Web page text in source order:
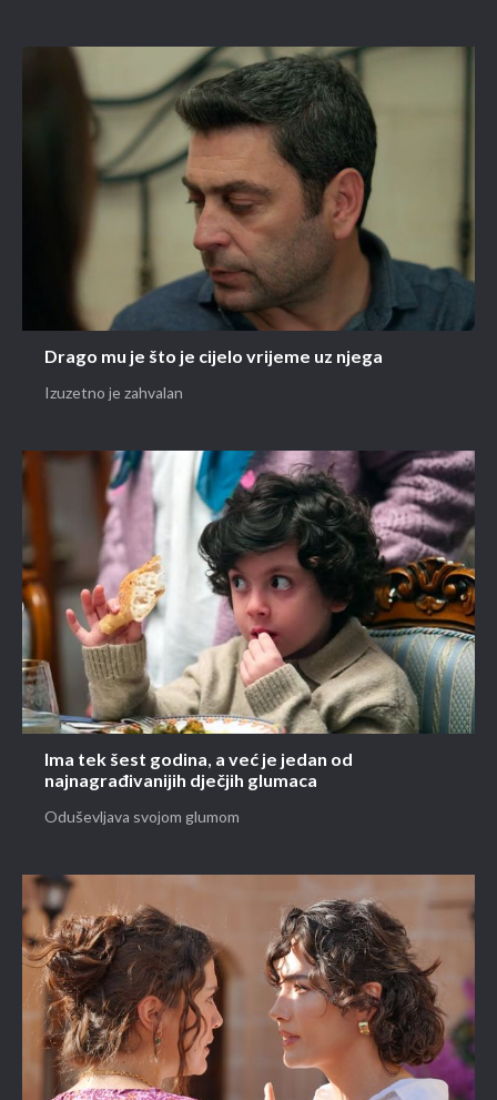
Drago mu je što je cijelo vrijeme uz njega
Izuzetno je zahvalan
Ima tek šest godina, a već je jedan od
najnagrađivanijih dječjih glumaca
Oduševljava svojom glumom